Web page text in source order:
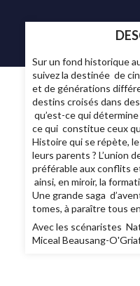
Sur un fond historique
suivez la destinée de
et de générations
destins croisés dans
qu’est-ce qui
ce qui constitue ceux
Histoire qui se répète,
leurs parents ? L’union
préférable aux conflits
ainsi, en miroir, la
Une grande saga
tomes, à paraître tous
Avec les scénaristes
Miceal Beausang-